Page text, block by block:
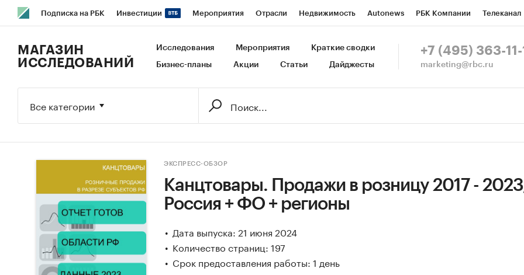
Подписка на РБК Инвестиции Мероприятия Отрасли Недвижимость Autonews РБК Компании Телеканал
Исследования Кредитные рейтинги Франшизы Газета Спецпроекты СПб Конференции СПб Спецпроекты
МАГАЗИН
ИССЛЕДОВАНИЙ
Исследования Мероприятия Краткие сводки
Бизнес-планы Акции Статьи Дайджесты
+7 (495) 363-11-
marketing@rbc.ru
Все категории
ЭКСПРЕСС-ОБЗОР
Канцтовары. Продажи в розницу 2017 -
Россия + ФО + регионы
Дата выпуска: 21 июня 2024
Количество страниц: 197
Срок предоставления работы: 1 день